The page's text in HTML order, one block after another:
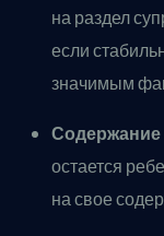
на раздел
если
значимым
Содержание
остается
на свое